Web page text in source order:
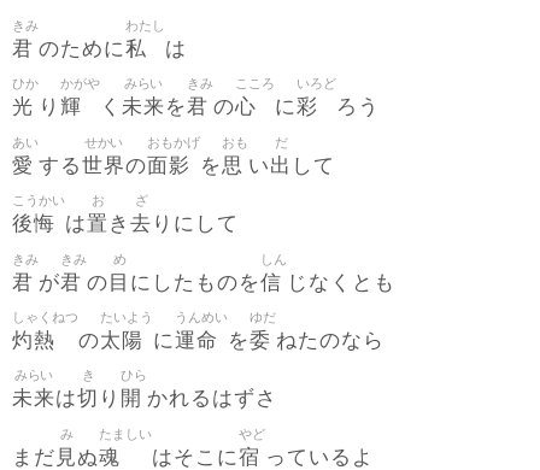
君
きみ
のために私
わたし
は
光
ひか
り 輝
かがや
く 未来
みらい
を君
きみ
の心
こころ
に彩
いろど
ろう
愛
あい
する世界
せかい
の面影
おもかげ
を思
おも
い出
だ
して
後悔
こうかい
は置
お
き 去
ざ
りにして
君
きみ
が君
きみ
の 目
め
にしたものを信
しん
じなくとも
灼熱
しゃくねつ
の太陽
たいよう
に運命
うんめい
を委
ゆだ
ねたのなら
未来
みらい
は切
き
り 開
ひら
かれるはずさ
まだ 見
み
ぬ魂
たましい
はそこに宿
やど
っているよ